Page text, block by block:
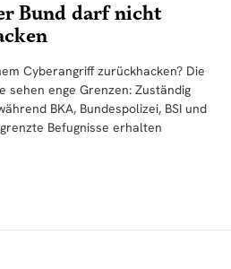
Bund darf nicht
Cyberangriff zurückhacken? Die
sehen enge Grenzen: Zuständig
BKA, Bundespolizei, BSI und
Befugnisse erhalten